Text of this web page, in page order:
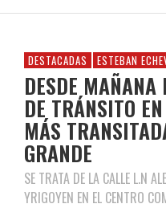
DESTACADAS ESTEBAN
DESDE
DE TRÁNSITO
MÁS
GRANDE
SE TRATA DE LA CALLE L.N
YRIGOYEN EN EL CENTRO